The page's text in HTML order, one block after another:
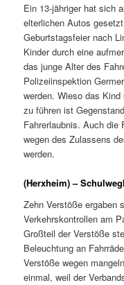
Ein 13-jähriger hat sich
elterlichen Autos
Geburtstagsfeier nach
Kinder durch eine
das junge Alter des
Polizeiinspektion
werden. Wieso das
zu führen ist
Fahrerlaubnis. Auch die
wegen des Zulassens
werden.
(Herxheim) –
Zehn Verstöße ergaben
Verkehrskontrollen am
Großteil der Verstöße
Beleuchtung an
Verstöße wegen
einmal, weil der